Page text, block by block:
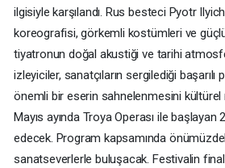
ilgisiyle karşılandı. Rus besteci Pyotr
koreografisi, görkemli kostümleri ve
tiyatronun doğal akustiği ve tarihi
izleyiciler, sanatçıların sergilediği
önemli bir eserin sahnelenmesini kültürel
Mayıs ayında Troya Operası ile
edecek. Program kapsamında
sanatseverlerle buluşacak. Festivalin